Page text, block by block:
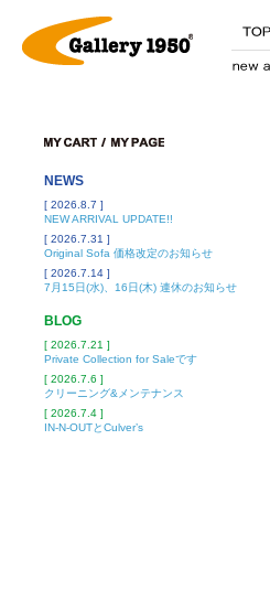
NEWS
[ 2026.8.7 ]
NEW ARRIVAL UPDATE!!
[ 2026.7.31 ]
Original Sofa 価格改定のお知らせ
[ 2026.7.14 ]
7月15日(水)、16日(木) 連休のお知らせ
BLOG
[ 2026.7.21 ]
Private Collection for Saleです
[ 2026.7.6 ]
クリーニング&メンテナンス
[ 2026.7.4 ]
IN-N-OUTとCulver’s